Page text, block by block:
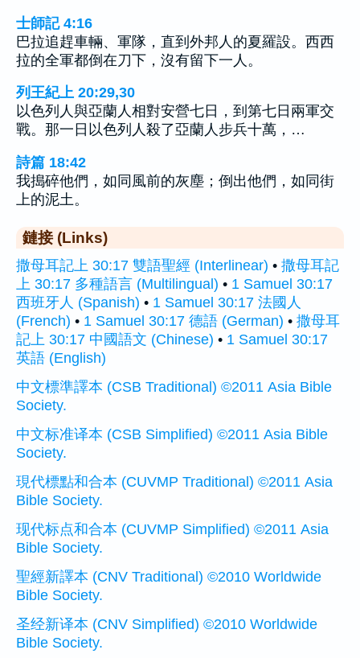
士師記 4:16
巴拉追趕車輛、軍隊，直到外邦人的夏羅設。西西
拉的全軍都倒在刀下，沒有留下一人。
列王紀上 20:29,30
以色列人與亞蘭人相對安營七日，到第七日兩軍交
戰。那一日以色列人殺了亞蘭人步兵十萬，…
詩篇 18:42
我搗碎他們，如同風前的灰塵；倒出他們，如同街
上的泥土。
鏈接 (Links)
撒母耳記上 30:17 雙語聖經 (Interlinear) • 撒母耳記
上 30:17 多種語言 (Multilingual) • 1 Samuel 30:17
西班牙人 (Spanish) • 1 Samuel 30:17 法國人
(French) • 1 Samuel 30:17 德語 (German) • 撒母耳
記上 30:17 中國語文 (Chinese) • 1 Samuel 30:17
英語 (English)
中文標準譯本 (CSB Traditional) ©2011 Asia Bible
Society.
中文标准译本 (CSB Simplified) ©2011 Asia Bible
Society.
現代標點和合本 (CUVMP Traditional) ©2011 Asia
Bible Society.
现代标点和合本 (CUVMP Simplified) ©2011 Asia
Bible Society.
聖經新譯本 (CNV Traditional) ©2010 Worldwide
Bible Society.
圣经新译本 (CNV Simplified) ©2010 Worldwide
Bible Society.